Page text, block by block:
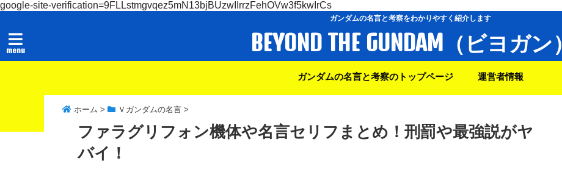
google-site-verification=9FLLstmgvqez5mN13bjBUzwIIrrzFehOVw3f5kwIrCs
ガンダムの名言と考察をわかりやすく紹介します
menu BEYOND THE GUNDAM（ビヨガン）
ガンダムの名言と考察のトップページ 運営者情報
ホーム > Ｖガンダムの名言 >
ファラグリフォン機体や名言セリフまとめ！刑罰や最強説がヤ
バイ！